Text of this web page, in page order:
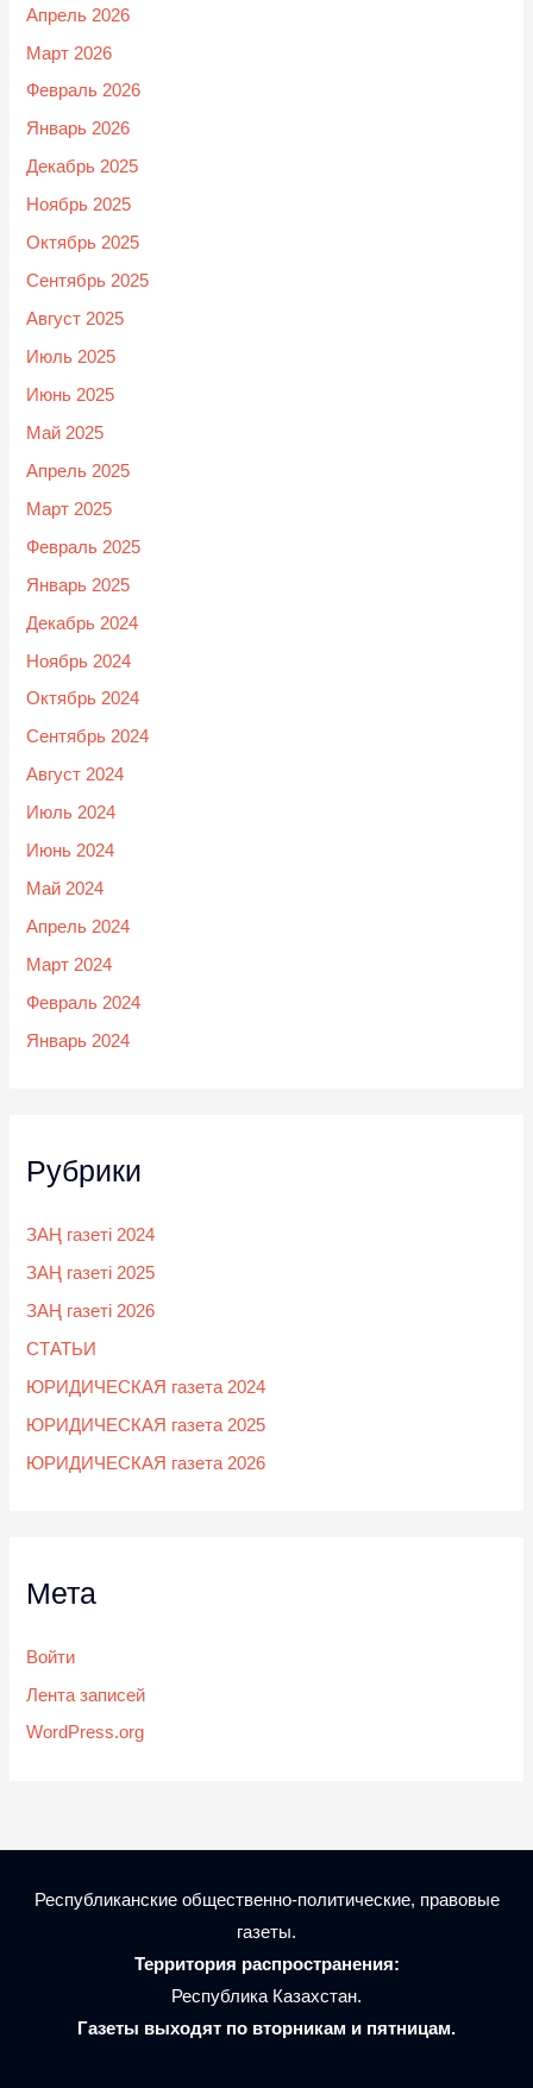
Апрель 2026
Март 2026
Февраль 2026
Январь 2026
Декабрь 2025
Ноябрь 2025
Октябрь 2025
Сентябрь 2025
Август 2025
Июль 2025
Июнь 2025
Май 2025
Апрель 2025
Март 2025
Февраль 2025
Январь 2025
Декабрь 2024
Ноябрь 2024
Октябрь 2024
Сентябрь 2024
Август 2024
Июль 2024
Июнь 2024
Май 2024
Апрель 2024
Март 2024
Февраль 2024
Январь 2024
Рубрики
ЗАҢ газеті 2024
ЗАҢ газеті 2025
ЗАҢ газеті 2026
СТАТЬИ
ЮРИДИЧЕСКАЯ газета 2024
ЮРИДИЧЕСКАЯ газета 2025
ЮРИДИЧЕСКАЯ газета 2026
Мета
Войти
Лента записей
WordPress.org
Республиканские общественно-политические, правовые
газеты.
Территория распространения:
Республика Казахстан.
Газеты выходят по вторникам и пятницам.